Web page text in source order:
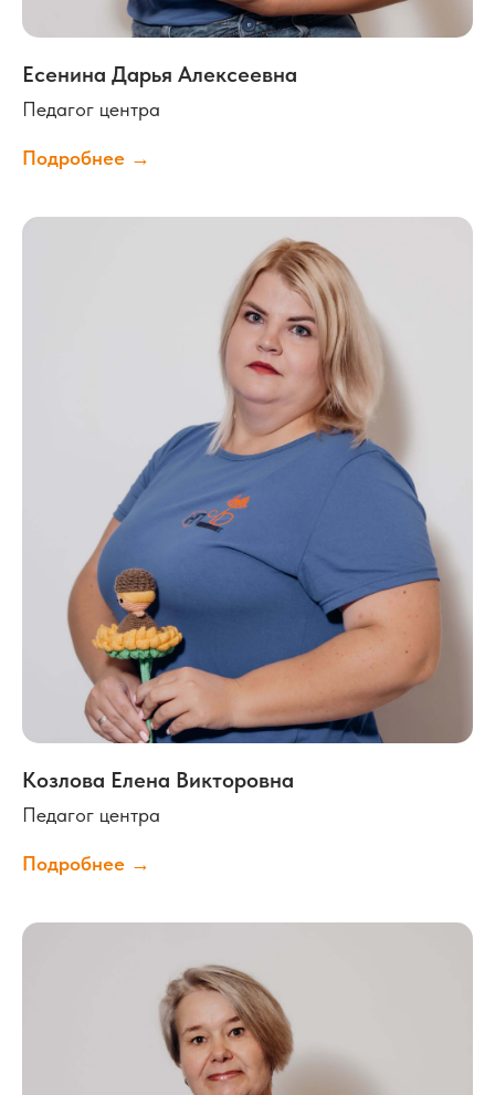
Есенина Дарья Алексеевна
Педагог центра
Подробнее →
Козлова Елена Викторовна
Педагог центра
Подробнее →